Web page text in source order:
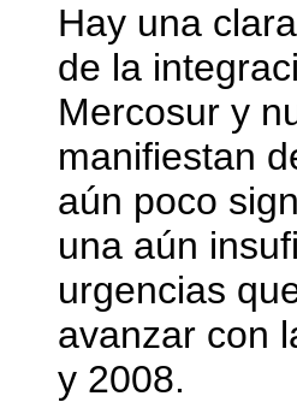
Hay una
de la
Mercosur y
manifiestan
aún poco
una aún
urgencias
avanzar con
y 2008.